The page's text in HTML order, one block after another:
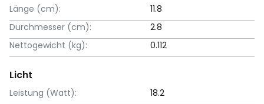
Länge (cm):
11.8
Durchmesser (cm):
2.8
Nettogewicht (kg):
0.112
Licht
Leistung (Watt):
18.2